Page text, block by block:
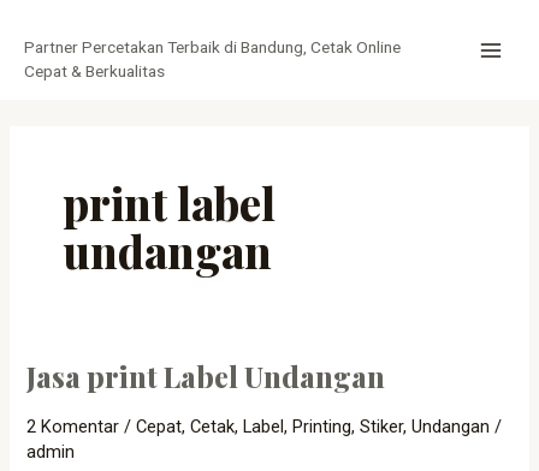
konten
Partner Percetakan Terbaik di Bandung, Cetak Online
Cepat & Berkualitas
print label
undangan
Jasa print Label Undangan
2 Komentar /Cepat,Cetak,Label,Printing,Stiker,Undangan /
admin
Jasa
Label
Undangan